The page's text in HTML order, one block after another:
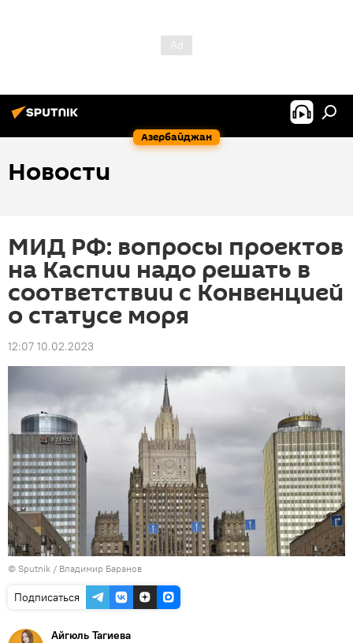
Азербайджан
Новости
МИД РФ: вопросы проектов
на Каспии надо решать в
соответствии с Конвенцией
о статусе моря
12:07 10.02.2023
© Sputnik / Владимир Баранов
Подписаться
Айгюль Тагиева